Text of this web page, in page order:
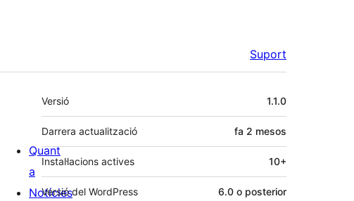
Suport
Meta
Versió 1.1.0
Darrera actualització fa 2 mesos
Instal·lacions actives 10+
Versió del WordPress 6.0 o posterior
Quant
a
Notícies